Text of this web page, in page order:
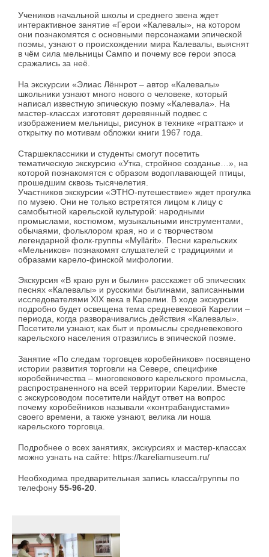
Учеников начальной школы и среднего звена ждет
интерактивное занятие «Герои «Калевалы», на котором
они познакомятся с основными персонажами эпической
поэмы, узнают о происхождении мира Калевалы, выяснят
в чём сила мельницы Сампо и почему все герои эпоса
сражались за неё.
На экскурсии «Элиас Лённрот – автор «Калевалы»
школьники узнают много нового о человеке, который
написал известную эпическую поэму «Калевала». На
мастер-классах изготовят деревянный подвес с
изображением мельницы, рисунок в технике «граттаж» и
открытку по мотивам обложки книги 1967 года.
Старшеклассники и студенты смогут посетить
тематическую экскурсию «Утка, стройное созданье…», на
которой познакомятся с образом водоплавающей птицы,
прошедшим сквозь тысячелетия.
Участников экскурсии «ЭТНО-путешествие» ждет прогулка
по музею. Они не только встретятся лицом к лицу с
самобытной карельской культурой: народными
промыслами, костюмом, музыкальными инструментами,
обычаями, фольклором края, но и с творчеством
легендарной фолк-группы «Myllärit». Песни карельских
«Мельников» познакомят слушателей с традициями и
образами карело-финской мифологии.
Экскурсия «В краю рун и былин» расскажет об эпических
песнях «Калевалы» и русскими былинами, записанными
исследователями XIX века в Карелии. В ходе экскурсии
подробно будет освещена тема средневековой Карелии –
периода, когда разворачивались действия «Калевалы».
Посетители узнают, как быт и промыслы средневекового
карельского населения отразились в эпической поэме.
Занятие «По следам торговцев коробейников» посвящено
истории развития торговли на Севере, специфике
коробейничества – многовекового карельского промысла,
распространенного на всей территории Карелии. Вместе
с экскурсоводом посетители найдут ответ на вопрос
почему коробейников называли «контрабандистами»
своего времени, а также узнают, велика ли ноша
карельского торговца.
Подробнее о всех занятиях, экскурсиях и мастер-классах
можно узнать на сайте: https://kareliamuseum.ru/
Необходима предварительная запись класса/группы по
телефону 55-96-20